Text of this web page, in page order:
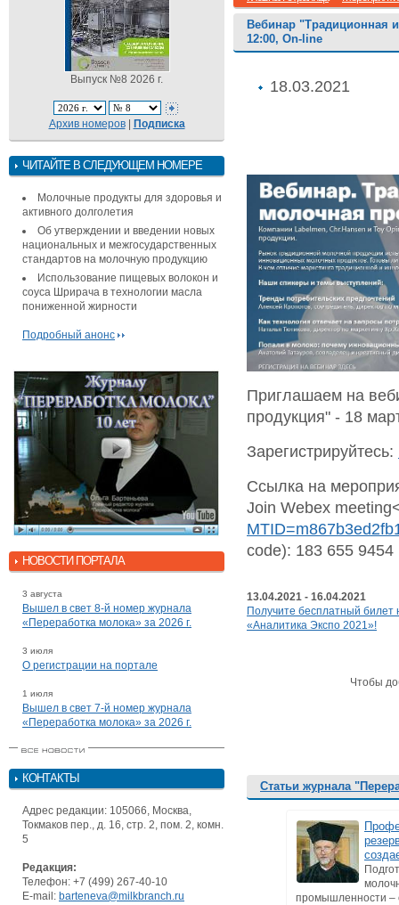
Выпуск №8 2026 г.
Архив номеров| Подписка
ЧИТАЙТЕ В СЛЕДУЮЩЕМ НОМЕРЕ
Молочные продукты для здоровья и
активного долголетия
Об утверждении и введении новых
национальных и межгосударственных
стандартов на молочную продукцию
Использование пищевых волокон и
соуса Шрирача в технологии масла
пониженной жирности
Подробный анонс
НОВОСТИ ПОРТАЛА
3 августа
Вышел в свет 8-й номер журнала
«Переработка молока» за 2026 г.
3 июля
О регистрации на портале
1 июля
Вышел в свет 7-й номер журнала
«Переработка молока» за 2026 г.
КОНТАКТЫ
Адрес редакции: 105066, Москва,
Токмаков пер., д. 16, стр. 2, пом. 2, комн.
5
Редакция:
Телефон: +7 (499) 267-40-10
E-mail: barteneva@milkbranch.ru
Вебинар "Традиционная
12:00, On-line
18.03.2021
Приглашаем на
продукция" - 18
Зарегистрируйтесь:
Ссылка на
Join Webex
code): 183 655
13.04.2021 - 16.04.2021
Получите бесплатный билет
«Аналитика Экспо 2021»!
Чтобы
Статьи журнала
промышленности –